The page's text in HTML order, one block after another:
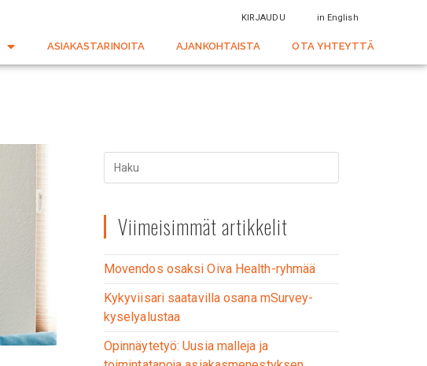
KIRJAUDU in English
ASIAKASTARINOITA AJANKOHTAISTA OTA YHTEYTTÄ
Viimeisimmät artikkelit
Movendos osaksi Oiva Health-ryhmää
Kykyviisari saatavilla osana mSurvey-
kyselyalustaa
Opinnäytetyö: Uusia malleja ja